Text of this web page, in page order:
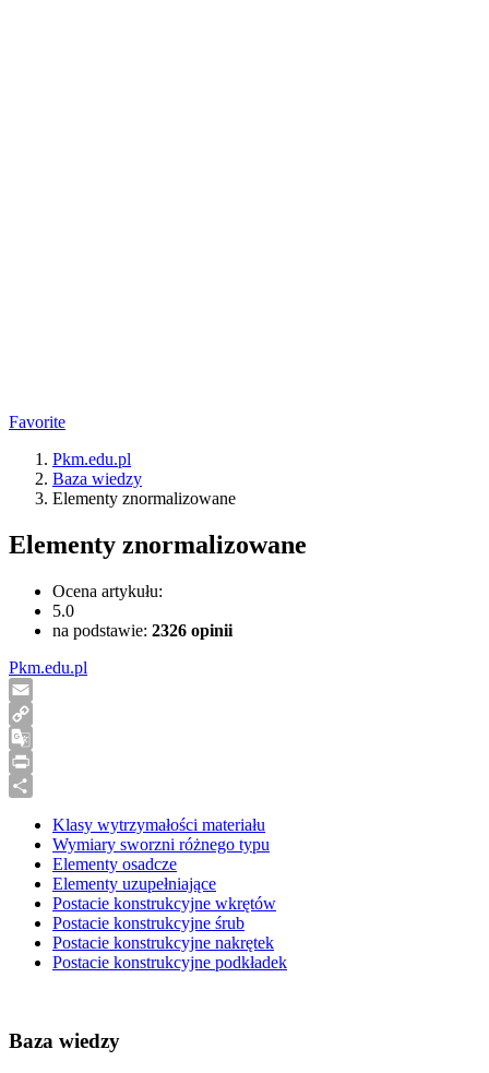
Favorite
Pkm.edu.pl
Baza wiedzy
Elementy znormalizowane
Elementy znormalizowane
Ocena artykułu:
5.0
na podstawie: 2326 opinii
Pkm.edu.pl
Email
Copy
Link
Google
Translate
Print
Klasy wytrzymałości materiału
Wymiary sworzni różnego typu
Elementy osadcze
Elementy uzupełniające
Postacie konstrukcyjne wkrętów
Postacie konstrukcyjne śrub
Postacie konstrukcyjne nakrętek
Postacie konstrukcyjne podkładek
Baza wiedzy